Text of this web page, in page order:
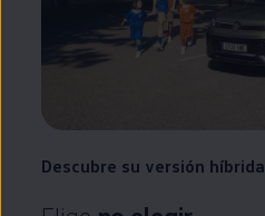
Descubre su versión híbrida